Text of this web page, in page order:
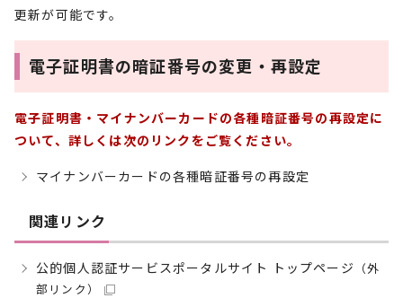
更新が可能です。
電子証明書の暗証番号の変更・再設定
電子証明書・マイナンバーカードの各種暗証番号の再設定に
ついて、詳しくは次のリンクをご覧ください。
マイナンバーカードの各種暗証番号の再設定
関連リンク
公的個人認証サービスポータルサイト トップページ （外
部リンク）